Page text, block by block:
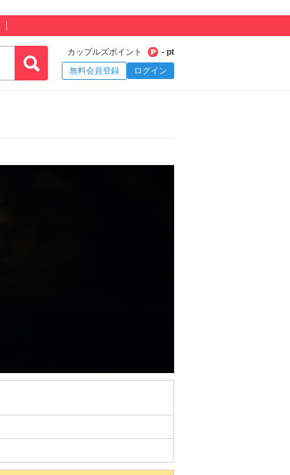
カップルズポイント
- pt
無料会員登録
ログイン